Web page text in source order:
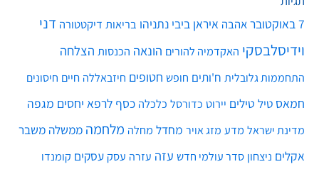
7 באוקטובר אהבה איראן ביבי נתניהו בריאות דיקטטורה דני
וידיסלבסקי האקדמיה להורים הונאה הכנסות הצלחה
התחממות גלובלית ח'ותים חופש חטופים חיזבאללה חיים חיסונים
חמאס טיל טילים יירוט כדורסל כלכלה כסף לרפא יחסים מגפה
מדינת ישראל מדע מזג אויר מחדל מחלה מלחמה ממשלה משבר
אקלים ניצחון סדר עולמי חדש עזה עזרה עסק עסקים קומנדו
ט.ל.ח בכפוף ל